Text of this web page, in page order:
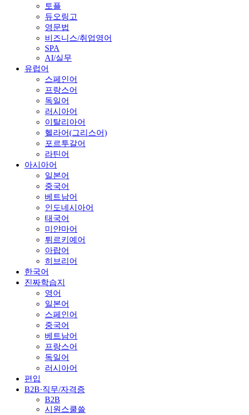
토플
듀오링고
영문법
비즈니스/취업영어
SPA
AI/실무
유럽어
스페인어
프랑스어
독일어
러시아어
이탈리아어
헬라어(그리스어)
포르투갈어
라틴어
아시아어
일본어
중국어
베트남어
인도네시아어
태국어
미얀마어
튀르키예어
아랍어
히브리어
한국어
진짜학습지
영어
일본어
스페인어
중국어
베트남어
프랑스어
독일어
러시아어
편입
B2B·직무/자격증
B2B
시원스쿨쓸